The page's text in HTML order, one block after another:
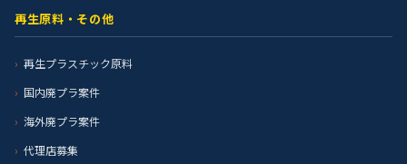
再生原料・その他
再生プラスチック原料
国内廃プラ案件
海外廃プラ案件
代理店募集